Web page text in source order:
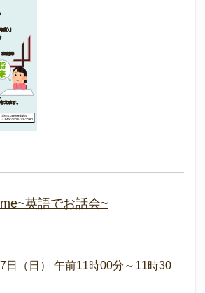
英語でお話会~
日（日） 午前11時00分～11時30